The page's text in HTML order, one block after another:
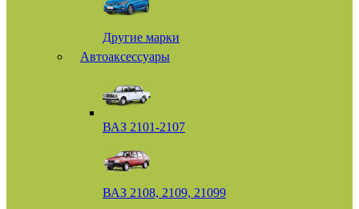
Другие марки
Автоаксессуары
ВАЗ 2101-2107
ВАЗ 2108, 2109, 21099